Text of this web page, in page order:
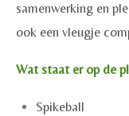
samenwerking en
ook een vleugje
Wat staat er op de
Spikeball